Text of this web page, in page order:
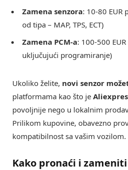
Zamena senzora: 10-80 EUR
od tipa – MAP, TPS, ECT)
Zamena PCM-a: 100-500
uključujući programiranje)
Ukoliko želite, novi senzor
platformama kao što je
povoljnije nego u lokalnim
Prilikom kupovine, obavezno
kompatibilnost sa vašim vozilom.
Kako pronaći i zameniti